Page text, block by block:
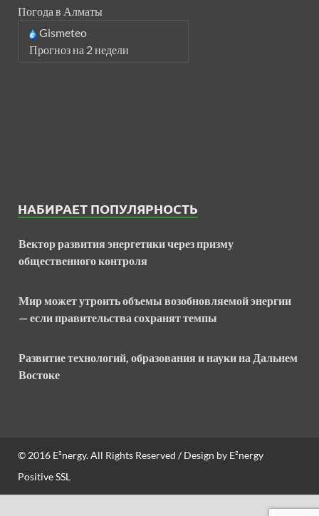
Погода в Алматы
Gismeteo
Прогноз на 2 недели
НАБИРАЕТ ПОПУЛЯРНОСТЬ
Вектор развития энергетики через призму
общественного контроля
Мир может утроить объемы возобновляемой энергии
— если правительства сохранят темпы
Развитие технологий, образования и науки на Дальнем
Востоке
© 2016 E²nergy. All Rights Reserved / Design by E²nergy
Positive SSL